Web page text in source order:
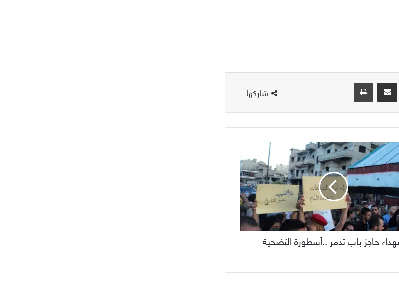
شاركها
مشاركة عبر البريد طباعة
حاجز باب تدمر ..أسطورة التضحية